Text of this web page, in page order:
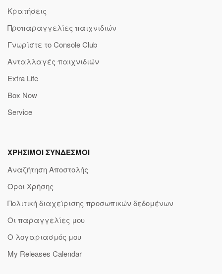
Κρατήσεις
Προπαραγγελίες παιχνιδιών
Γνωρίστε το Console Club
Ανταλλαγές παιχνιδιών
Extra Life
Box Now
Service
ΧΡΗΣΙΜΟΙ ΣΥΝΔΕΣΜΟΙ
Αναζήτηση Αποστολής
Όροι Χρήσης
Πολιτική διαχείρισης προσωπικών δεδομένων
Οι παραγγελίες μου
Ο λογαριασμός μου
My Releases Calendar